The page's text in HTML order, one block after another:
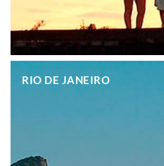
RIO DE JANEIRO